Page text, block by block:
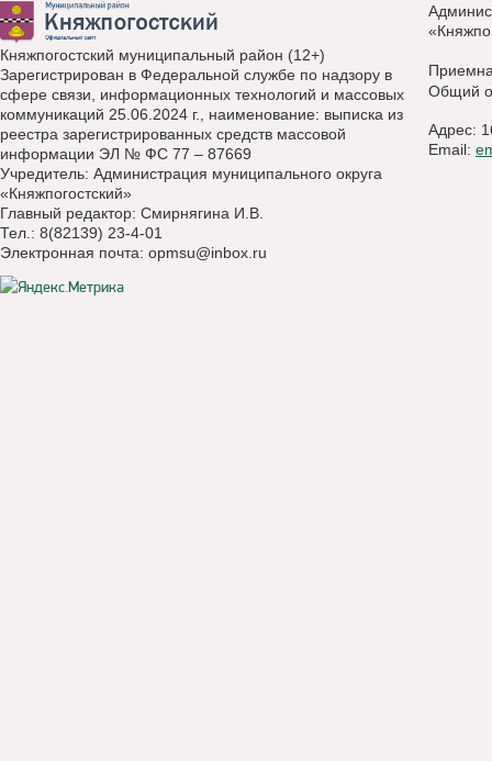
Княжпогостский муниципальный район (12+)
Зарегистрирован в Федеральной службе по надзору в
сфере связи, информационных технологий и массовых
коммуникаций 25.06.2024 г., наименование: выписка из
реестра зарегистрированных средств массовой
информации ЭЛ № ФС 77 – 87669
Учредитель: Администрация муниципального округа
«Княжпогостский»
Главный редактор: Смирнягина И.В.
Тел.: 8(82139) 23-4-01
Электронная почта: opmsu@inbox.ru
Общий
Адрес:
Email: